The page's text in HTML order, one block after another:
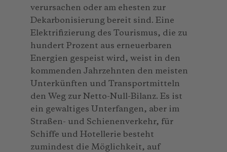
verursachen oder am ehesten zur
Dekarbonisierung bereit sind. Eine
Elektrifizierung des Tourismus, die zu
hundert Prozent aus erneuerbaren
Energien gespeist wird, weist in den
kommenden Jahrzehnten den meisten
Unterkünften und Transportmitteln
den Weg zur Netto-Null-Bilanz. Es ist
ein gewaltiges Unterfangen, aber im
Straßen- und Schienenverkehr, für
Schiffe und Hotellerie besteht
zumindest die Möglichkeit, auf